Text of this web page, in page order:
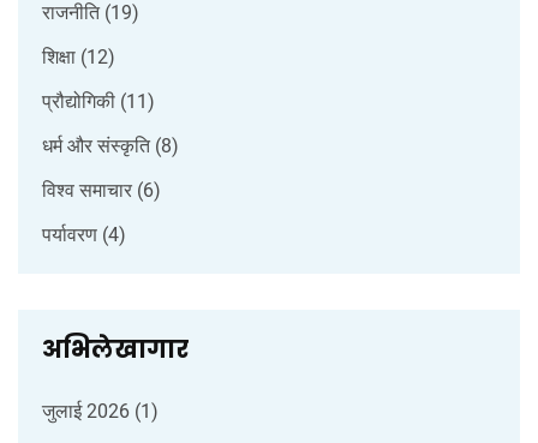
राजनीति (19)
शिक्षा (12)
प्रौद्योगिकी (11)
धर्म और संस्कृति (8)
विश्व समाचार (6)
पर्यावरण (4)
अभिलेखागार
जुलाई 2026 (1)